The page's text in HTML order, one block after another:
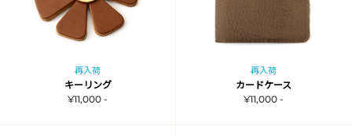
再入荷
キーリング
¥11,000 -
再入荷
カードケース
¥11,000 -